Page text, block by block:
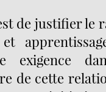
de justifier
exigence
de cette